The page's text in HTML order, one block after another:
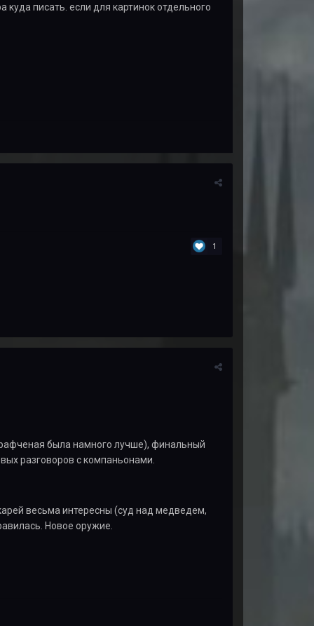
писать. если для картинок отдельного
1
была намного лучше), финальный
разговоров с компаньонами.
весьма интересны (суд над медведем,
Новое оружие.